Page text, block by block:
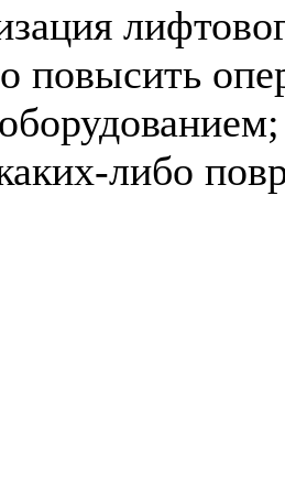
повысить
либо